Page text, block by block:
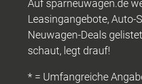
Auf sparneuwagen.de
Leasingangebote, Auto-
Neuwagen-Deals
schaut, legt drauf!
* = Umfangreiche